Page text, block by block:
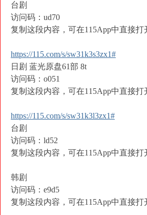
台剧
访问码：ud70
复制这段内容，可在115App中直接打
https://115.com/s/sw31k3s3zx1#
日剧 蓝光原盘61部 8t
访问码：o051
复制这段内容，可在115App中直接打
https://115.com/s/sw31k3l3zx1#
台剧
访问码：ld52
复制这段内容，可在115App中直接打
韩剧
访问码：e9d5
复制这段内容，可在115App中直接打